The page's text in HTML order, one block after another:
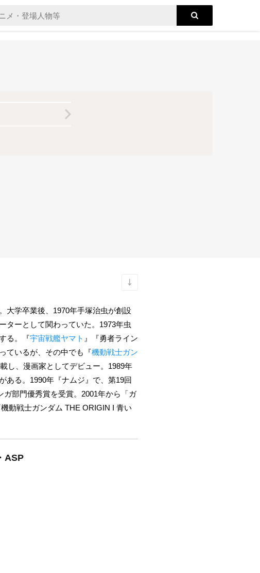
大学卒業後、1970年手塚治虫が創設
ターとして関わっていた。1973年虫
る。『宇宙戦艦ヤマト 』『勇者ライン
ているが、その中でも『機動戦士ガン
し、漫画家としてデビュー。1989年
ある。1990年『ナムジ』で、第19回
部門優秀賞を受賞。2001年から「ガ
動戦士ガンダム THE ORIGIN I 青い
ASP